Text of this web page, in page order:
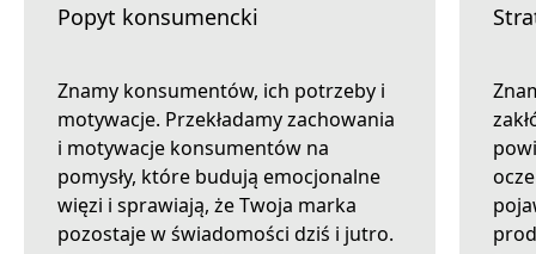
Popyt konsumencki
Znamy konsumentów, ich potrzeby i
motywacje. Przekładamy zachowania
i motywacje konsumentów na
pomysły, które budują emocjonalne
więzi i sprawiają, że Twoja marka
pozostaje w świadomości dziś i jutro.